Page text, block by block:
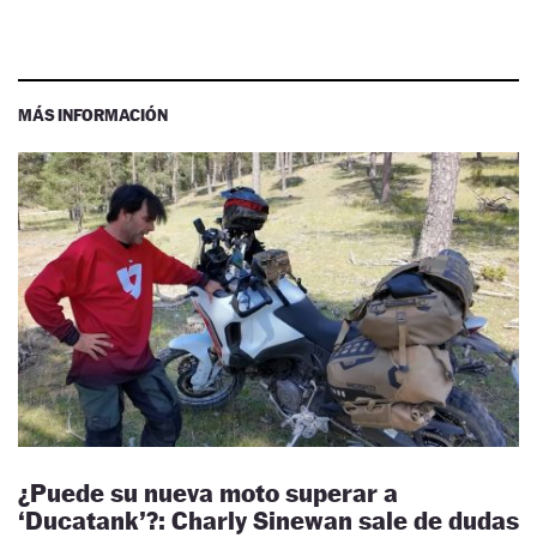
MÁS INFORMACIÓN
¿Puede su nueva moto superar a
‘Ducatank’?: Charly Sinewan sale de dudas